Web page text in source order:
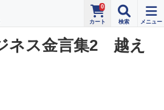
0
ネス金言集2 越え